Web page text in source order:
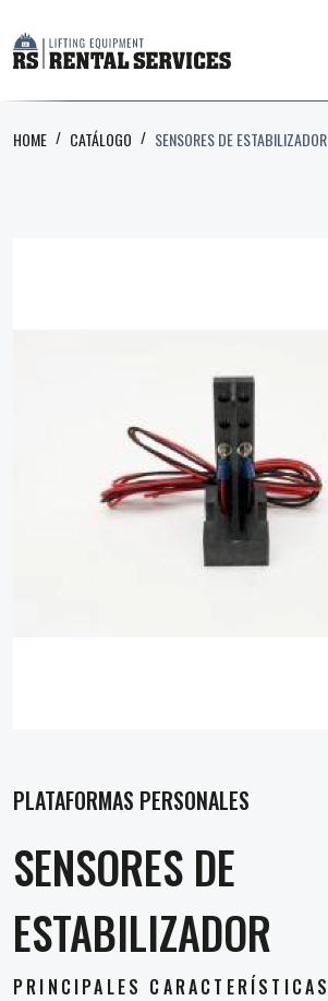
HOME CATÁLOGO SENSORES DE ESTABILIZADOR
PLATAFORMAS PERSONALES
SENSORES DE
ESTABILIZADOR
PRINCIPALES CARACTERÍSTICAS